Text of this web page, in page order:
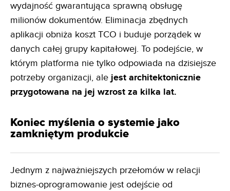
wydajność gwarantująca sprawną obsługę
milionów dokumentów. Eliminacja zbędnych
aplikacji obniża koszt TCO i buduje porządek w
danych całej grupy kapitałowej. To podejście, w
którym platforma nie tylko odpowiada na dzisiejsze
potrzeby organizacji, ale jest architektonicznie
przygotowana na jej wzrost za kilka lat.
Koniec myślenia o systemie jako
zamkniętym produkcie
Jednym z najważniejszych przełomów w relacji
biznes-oprogramowanie jest odejście od